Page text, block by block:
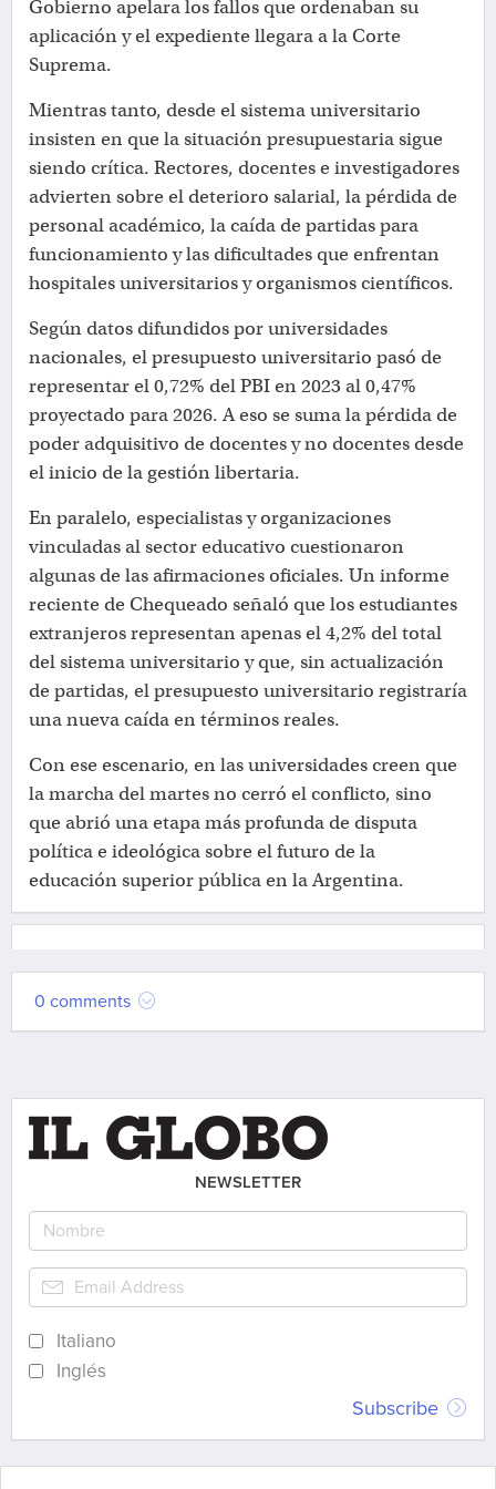
Gobierno apelara los fallos que ordenaban su
aplicación y el expediente llegara a la Corte
Suprema.
Mientras tanto, desde el sistema universitario
insisten en que la situación presupuestaria sigue
siendo crítica. Rectores, docentes e investigadores
advierten sobre el deterioro salarial, la pérdida de
personal académico, la caída de partidas para
funcionamiento y las dificultades que enfrentan
hospitales universitarios y organismos científicos.
Según datos difundidos por universidades
nacionales, el presupuesto universitario pasó de
representar el 0,72% del PBI en 2023 al 0,47%
proyectado para 2026. A eso se suma la pérdida de
poder adquisitivo de docentes y no docentes desde
el inicio de la gestión libertaria.
En paralelo, especialistas y organizaciones
vinculadas al sector educativo cuestionaron
algunas de las afirmaciones oficiales. Un informe
reciente de Chequeado señaló que los estudiantes
extranjeros representan apenas el 4,2% del total
del sistema universitario y que, sin actualización
de partidas, el presupuesto universitario registraría
una nueva caída en términos reales.
Con ese escenario, en las universidades creen que
la marcha del martes no cerró el conflicto, sino
que abrió una etapa más profunda de disputa
política e ideológica sobre el futuro de la
educación superior pública en la Argentina.
0 comments
NEWSLETTER
Italiano
Inglés
Subscribe